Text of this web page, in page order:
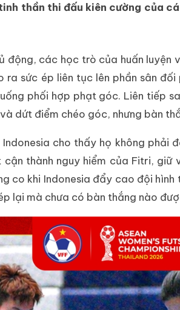
thần thi đấu kiên cường của
các học trò của huấn luyện
sức ép liên tục lên phần sân
phối hợp phạt góc. Liên tiếp
dứt điểm chéo góc, nhưng bàn
cho thấy họ không phải
thành nguy hiểm của Fitri, giữ
co khi Indonesia đẩy cao đội
lại mà chưa có bàn thắng nào